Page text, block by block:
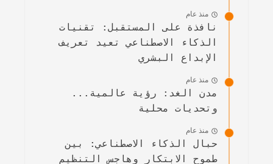
منذ عام
نافذة على المستقبل: تقنيات
الذكاء الاصطناعي تعيد تعريف
الإبداع البشري
منذ عام
مدن الغد: رؤية عالمية...
وتحديات محلية
منذ عام
حبال الذكاء الاصطناعي: بين
طموح الابتكار وهاجس التنظيم